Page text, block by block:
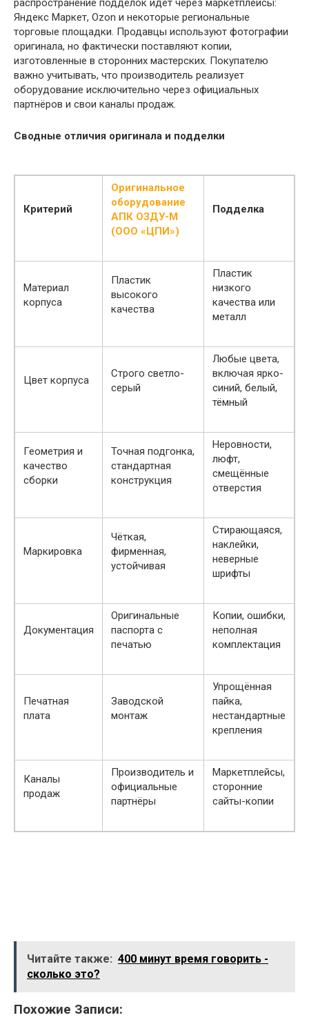
распространение подделок идёт через маркетплейсы:
Яндекс Маркет, Ozon и некоторые региональные
торговые площадки. Продавцы используют фотографии
оригинала, но фактически поставляют копии,
изготовленные в сторонних мастерских. Покупателю
важно учитывать, что производитель реализует
оборудование исключительно через официальных
партнёров и свои каналы продаж.
Сводные отличия оригинала и подделки
Критерий
Оригинальное
оборудование
АПК ОЗДУ-М
(ООО «ЦПИ»)
Подделка
Материал
корпуса
Пластик
высокого
качества
Пластик
низкого
качества или
металл
Цвет корпуса
Строго светло-
серый
Любые цвета,
включая ярко-
синий, белый,
тёмный
Геометрия и
качество
сборки
Точная подгонка,
стандартная
конструкция
Неровности,
люфт,
смещённые
отверстия
Маркировка
Чёткая,
фирменная,
устойчивая
Стирающаяся,
наклейки,
неверные
шрифты
Документация
Оригинальные
паспорта с
печатью
Копии, ошибки,
неполная
комплектация
Печатная
плата
Заводской
монтаж
Упрощённая
пайка,
нестандартные
крепления
Каналы
продаж
Производитель и
официальные
партнёры
Маркетплейсы,
сторонние
сайты-копии
Читайте также: 400 минут время говорить -
сколько это?
Похожие Записи: